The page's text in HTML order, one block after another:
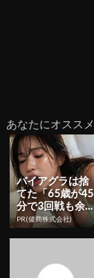
あなたにオススメ
バイアグラは捨
てた「65歳が45
分で3回戦も余
裕」980円で朝
まで絶好調！
PR(健商株式会社)